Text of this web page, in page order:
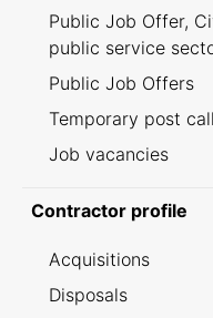
Public Job Offer,
public service
Public Job Offers
Temporary post call
Job vacancies
Contractor profile
Acquisitions
Disposals